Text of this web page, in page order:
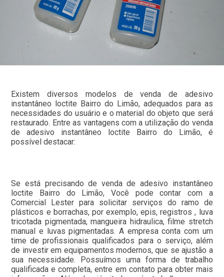
Existem diversos modelos de venda de adesivo
instantâneo loctite Bairro do Limão, adequados para as
necessidades do usuário e o material do objeto que será
restaurado. Entre as vantagens com a utilização do venda
de adesivo instantâneo loctite Bairro do Limão, é
possível destacar:
Se está precisando de venda de adesivo instantâneo
loctite Bairro do Limão, Você pode contar com a
Comercial Lester para solicitar serviços do ramo de
plásticos e borrachas, por exemplo, epis, registros , luva
tricotada pigmentada, mangueira hidraulica, filme stretch
manual e luvas pigmentadas. A empresa conta com um
time de profissionais qualificados para o serviço, além
de investir em equipamentos modernos, que se ajustão a
sua necessidade. Possuímos uma forma de trabalho
qualificada e completa, entre em contato para obter mais